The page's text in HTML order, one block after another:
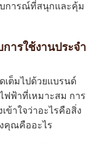
การณ์ที่สนุกและคุ้ม
ารใช้งานประจำ
เต็มไปด้วยแบรนด์
ฟฟ้าที่เหมาะสม การ
ข้าใจว่าอะไรคือสิ่ง
คุณคืออะไร